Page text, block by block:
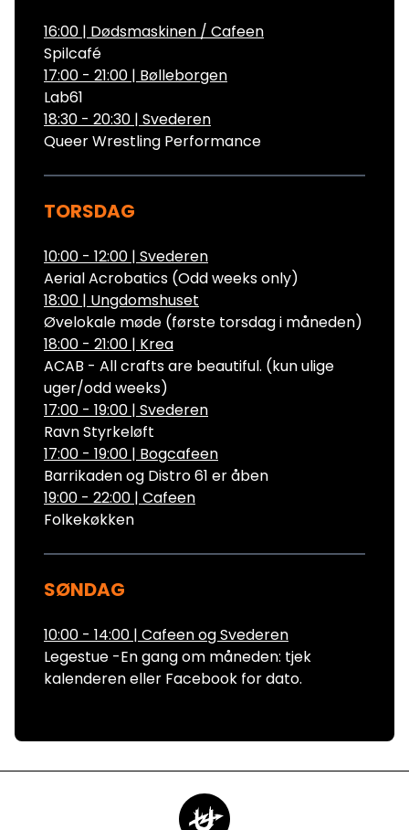
16:00 | Dødsmaskinen / Cafeen
Spilcafé
17:00 - 21:00 | Bølleborgen
Lab61
18:30 - 20:30 | Svederen
Queer Wrestling Performance
TORSDAG
10:00 - 12:00 | Svederen
Aerial Acrobatics (Odd weeks only)
18:00 | Ungdomshuset
Øvelokale møde (første torsdag i måneden)
18:00 - 21:00 | Krea
ACAB - All crafts are beautiful. (kun ulige
uger/odd weeks)
17:00 - 19:00 | Svederen
Ravn Styrkeløft
17:00 - 19:00 | Bogcafeen
Barrikaden og Distro 61 er åben
19:00 - 22:00 | Cafeen
Folkekøkken
SØNDAG
10:00 - 14:00 | Cafeen og Svederen
Legestue -En gang om måneden: tjek
kalenderen eller Facebook for dato.